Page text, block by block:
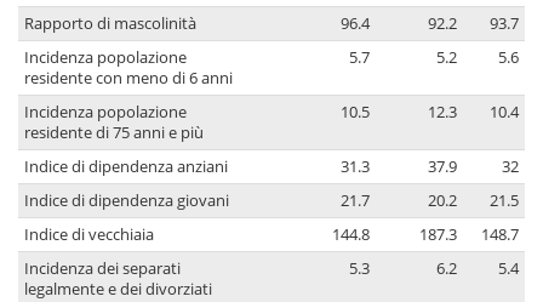
Rapporto di mascolinità 96.4 92.2
93.7
Incidenza popolazione
residente con meno di 6 anni
5.7 5.2 5.6
Incidenza popolazione
residente di 75 anni e più
10.5 12.3 10.4
Indice di dipendenza anziani 31.3 37.9
32
Indice di dipendenza giovani
21.7 20.2
21.5
Indice di vecchiaia
144.8 187.3
148.7
Incidenza dei separati
legalmente e dei divorziati
5.3 6.2 5.4